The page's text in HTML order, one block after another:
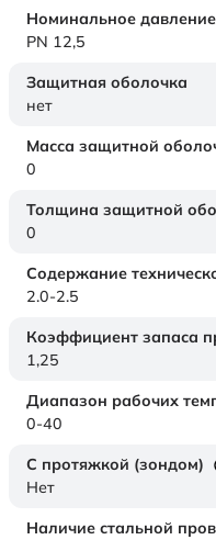
Номинальное давление
PN 12,5
Защитная оболочка
нет
Масса защитной
0
Толщина защитной
0
Содержание
2.0-2.5
Коэффициент запаса
1,25
Диапазон рабочих
0-40
С протяжкой (зондом)
Нет
Наличие стальной